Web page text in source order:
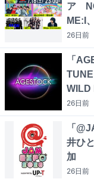
ア
ME:I
26日前
「
WILD
26日前
「
井ひ
加
26日前